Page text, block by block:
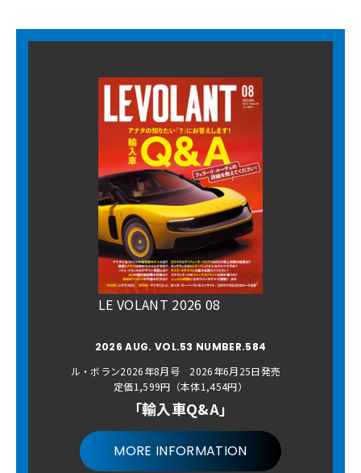
LE VOLANT 2026 08
2026 AUG. VOL.53 NUMBER.584
ル・ボラン2026年8月号 2026年6月25日発売
定価1,599円（本体1,454円）
「輸入車Q&A」
MORE INFORMATION